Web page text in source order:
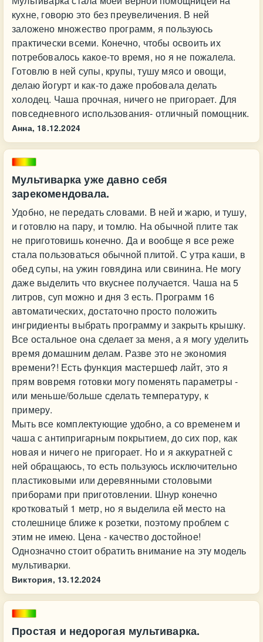
кухне, говорю это без преувеличения. В ней
заложено множество программ, я пользуюсь
практически всеми. Конечно, чтобы освоить их
потребовалось какое-то время, но я не пожалела.
Готовлю в ней супы, крупы, тушу мясо и овощи,
делаю йогурт и как-то даже пробовала делать
холодец. Чаша прочная, ничего не пригорает. Для
повседневного использования- отличный помощник.
Анна, 18.12.2024
Мультиварка уже давно себя
зарекомендовала.
Удобно, не передать словами. В ней и жарю, и тушу,
и готовлю на пару, и томлю. На обычной плите так
не приготовишь конечно. Да и вообще я все реже
стала пользоваться обычной плитой. С утра каши, в
обед супы, на ужин говядина или свинина. Не могу
даже выделить что вкуснее получается. Чаша на 5
литров, суп можно и дня 3 есть. Программ 16
автоматических, достаточно просто положить
ингридиенты выбрать программу и закрыть крышку.
Все остальное она сделает за меня, а я могу уделить
время домашним делам. Разве это не экономия
времени?! Есть функция мастершеф лайт, это я
прям вовремя готовки могу поменять параметры -
или меньше/больше сделать температуру, к
примеру.
Мыть все комплектующие удобно, а со временем и
чаша с антипригарным покрытием, до сих пор, как
новая и ничего не пригорает. Но и я аккуратней с
ней обращаюсь, то есть пользуюсь исключительно
пластиковыми или деревянными столовыми
приборами при приготовлении. Шнур конечно
кротковатый 1 метр, но я выделила ей место на
столешнице ближе к розетки, поэтому проблем с
этим не имею. Цена - качество достойное!
Однозначно стоит обратить внимание на эту модель
мультиварки.
Виктория, 13.12.2024
Простая и недорогая мультиварка.